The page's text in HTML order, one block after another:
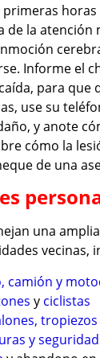
de la
Informe el
para que
use su
y anote
cómo la
de una
una
vecinas,
camión y
y ciclistas
tropiezos
y